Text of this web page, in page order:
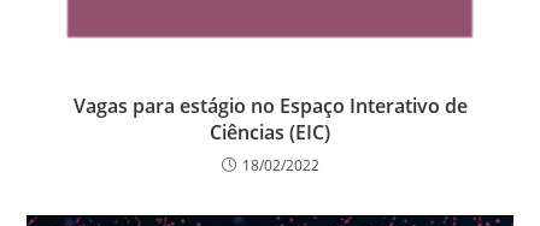
Vagas para estágio no Espaço Interativo de
Ciências (EIC)
18/02/2022